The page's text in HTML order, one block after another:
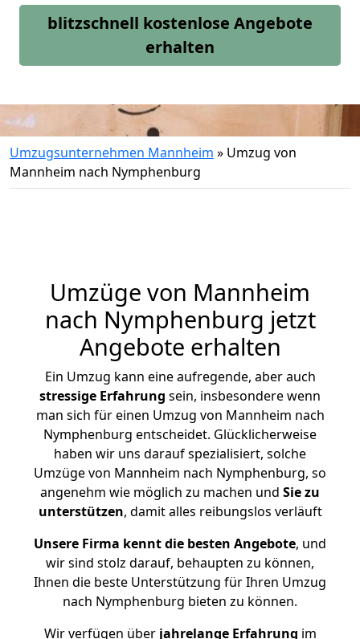
blitzschnell kostenlose Angebote
erhalten
Umzugsunternehmen Mannheim » Umzug von
Mannheim nach Nymphenburg
Umzüge von Mannheim
nach Nymphenburg jetzt
Angebote erhalten
Ein Umzug kann eine aufregende, aber auch
stressige Erfahrung sein, insbesondere wenn
man sich für einen Umzug von Mannheim nach
Nymphenburg entscheidet. Glücklicherweise
haben wir uns darauf spezialisiert, solche
Umzüge von Mannheim nach Nymphenburg, so
angenehm wie möglich zu machen und Sie zu
unterstützen, damit alles reibungslos verläuft
Unsere Firma kennt die besten Angebote, und
wir sind stolz darauf, behaupten zu können,
Ihnen die beste Unterstützung für Ihren Umzug
nach Nymphenburg bieten zu können.
Wir verfügen überjahrelange Erfahrung im